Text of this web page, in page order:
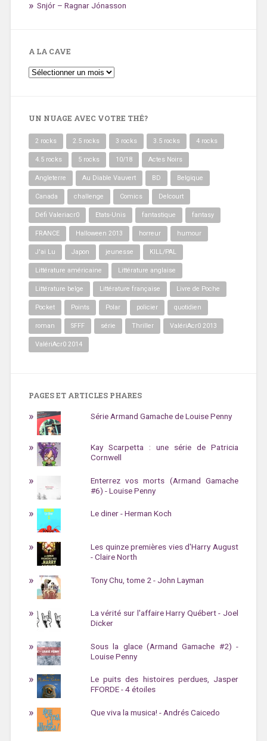
Snjór – Ragnar Jónasson
A LA CAVE
A
la
UN NUAGE AVEC VOTRE THÉ?
2 rocks 2.5 rocks 3 rocks 3.5 rocks 4 rocks
4.5 rocks 5 rocks 10/18 Actes Noirs
Angleterre Au Diable Vauvert BD Belgique
Canada challenge Comics Delcourt
Défi Valeriacr0 Etats-Unis fantastique fantasy
FRANCE Halloween 2013 horreur humour
J'ai Lu Japon jeunesse KILL/PAL
Littérature américaine Littérature anglaise
Littérature belge Littérature française Livre de Poche
Pocket Points Polar policier quotidien
roman SFFF série Thriller ValériAcr0 2013
ValériAcr0 2014
PAGES ET ARTICLES PHARES
Série Armand Gamache de Louise Penny
Kay Scarpetta : une série de Patricia
Cornwell
Enterrez vos morts (Armand Gamache
#6) - Louise Penny
Le diner - Herman Koch
Les quinze premières vies d'Harry August
- Claire North
Tony Chu, tome 2 - John Layman
La vérité sur l'affaire Harry Québert - Joel
Dicker
Sous la glace (Armand Gamache #2) -
Louise Penny
Le puits des histoires perdues, Jasper
FFORDE - 4 étoiles
Que viva la musica! - Andrés Caicedo